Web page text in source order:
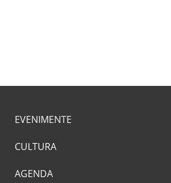
EVENIMENTE
CULTURA
AGENDA